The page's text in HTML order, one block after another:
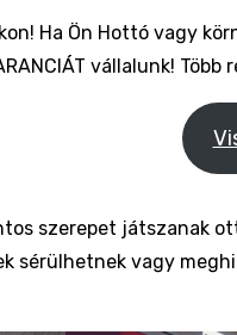
Ha Ön Hottó vagy
vállalunk!
szerepet játszanak
sérülhetnek vagy